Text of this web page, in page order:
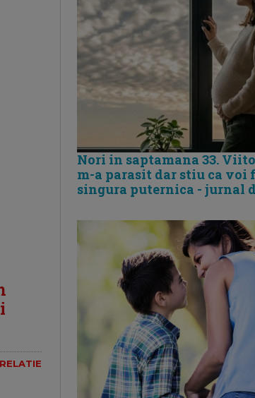
Nori in saptamana 33.
m-a parasit dar stiu ca voi
singura puternica - jurnal